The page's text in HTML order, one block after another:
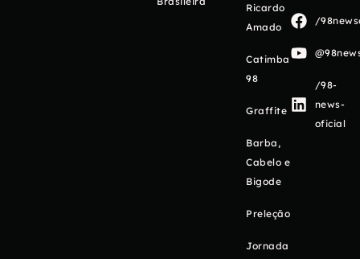
Ricardo
Amado
Catimba
98
Graffite
Barba,
Cabelo e
Bigode
Preleção
Jornada
/
/98-
news-
oficial